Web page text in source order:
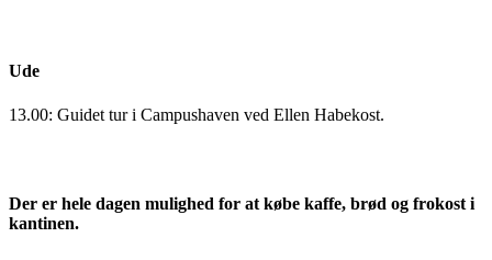
Ude
13.00: Guidet tur i Campushaven ved Ellen Habekost.
Der er hele dagen mulighed for at købe kaffe, brød og frokost i
kantinen.